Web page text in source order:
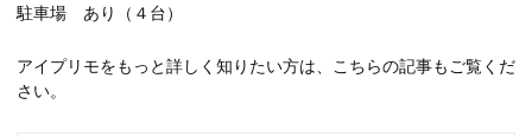
駐車場 あり（４台）
アイプリモをもっと詳しく知りたい方は、こちらの記事もご覧くだ
さい。